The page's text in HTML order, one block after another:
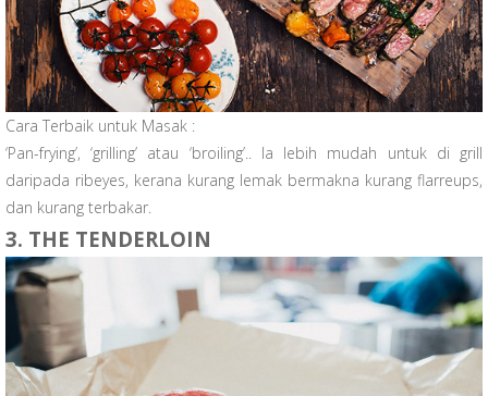
Cara Terbaik untuk Masak :
‘Pan-frying’, ‘grilling’ atau ‘broiling’.. Ia lebih mudah untuk di grill
daripada ribeyes, kerana kurang lemak bermakna kurang flarreups,
dan kurang terbakar.
3. THE TENDERLOIN